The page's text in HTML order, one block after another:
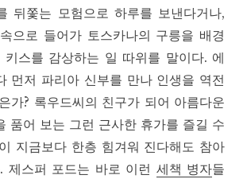
뒤쫓는 모험으로 하루를 보낸다거나,
으로 들어가 토스카나의 구릉을 배경
키스를 감상하는 일 따위를 말이다. 에
먼저 파리아 신부를 만나 인생을 역전
가? 록우드씨의 친구가 되어 아름다운
품어 보는 그런 근사한 휴가를 즐길 수
지금보다 한층 힘겨워 진다해도 참아
제스퍼 포드는 바로 이런 세책 병자들